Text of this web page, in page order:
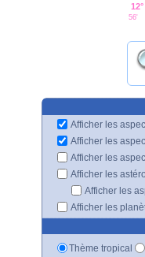
12°
56'
Afficher les
Afficher les
Afficher les
Afficher les
Afficher les
Afficher les
Thème tropical